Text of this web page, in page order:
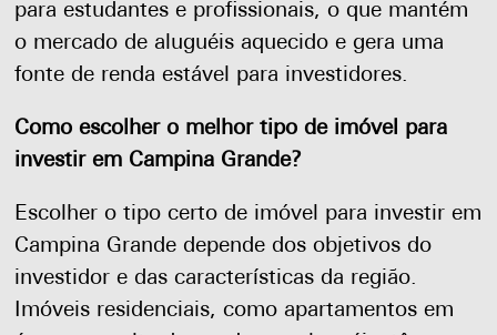
para estudantes e profissionais, o que mantém
o mercado de aluguéis aquecido e gera uma
fonte de renda estável para investidores.
Como escolher o melhor tipo de imóvel para
investir em Campina Grande?
Escolher o tipo certo de imóvel para investir em
Campina Grande depende dos objetivos do
investidor e das características da região.
Imóveis residenciais, como apartamentos em